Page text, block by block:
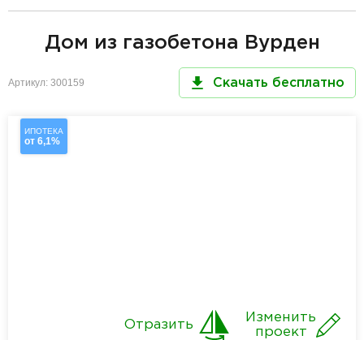
Дом из газобетона Вурден
Артикул: 300159 Скачать бесплатно
ИПОТЕКА
от 6,1%
Изменить
проект
Отразить